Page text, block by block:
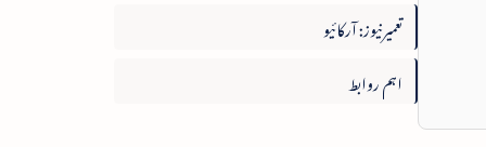
تعمیرنیوز: آرکائیو
اہم روابط